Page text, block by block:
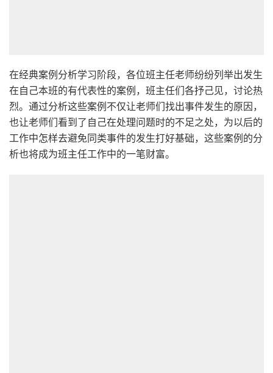
在经典案例分析学习阶段，各位班主任老师纷纷列举出发生
在自己本班的有代表性的案例，班主任们各抒己见，讨论热
烈。通过分析这些案例不仅让老师们找出事件发生的原因，
也让老师们看到了自己在处理问题时的不足之处，为以后的
工作中怎样去避免同类事件的发生打好基础，这些案例的分
析也将成为班主任工作中的一笔财富。